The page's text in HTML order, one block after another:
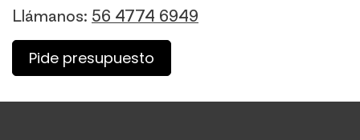
Llámanos: 56 4774 6949
Pide presupuesto